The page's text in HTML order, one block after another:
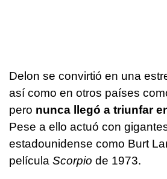
Delon se convirtió en una
así como en otros países
pero nunca llegó a triunfar
Pese a ello actuó con
estadounidense como Burt
película Scorpio de 1973.